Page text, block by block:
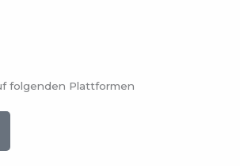
folgenden Plattformen